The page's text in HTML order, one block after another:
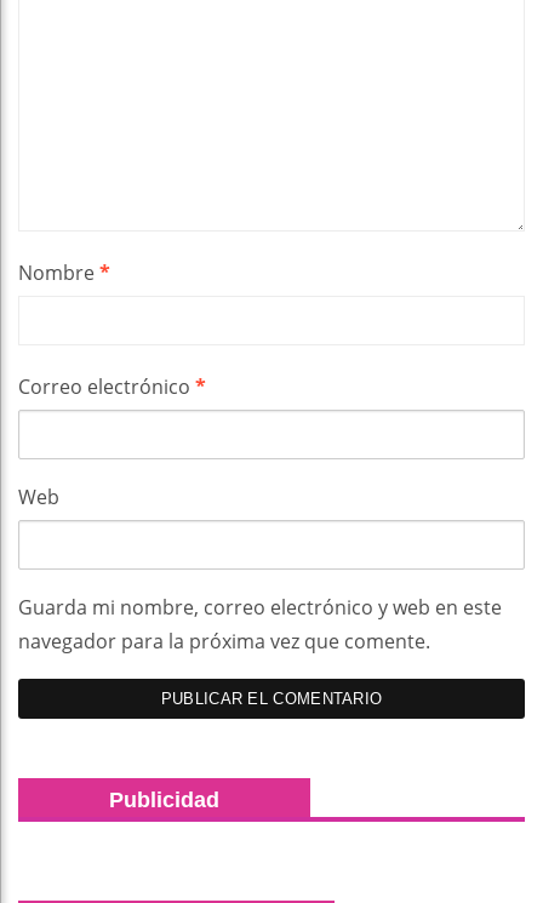
Nombre*
Correo electrónico *
Web
Guarda mi nombre, correo electrónico y web en este
navegador para la próxima vez que comente.
Publicidad